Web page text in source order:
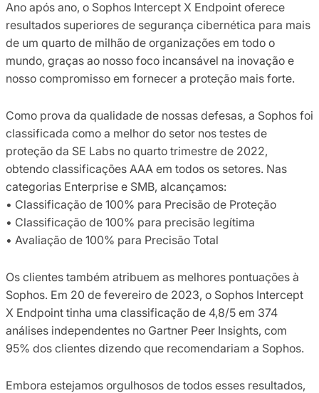
Ano após ano, o Sophos Intercept X Endpoint oferece
resultados superiores de segurança cibernética para mais
de um quarto de milhão de organizações em todo o
mundo, graças ao nosso foco incansável na inovação e
nosso compromisso em fornecer a proteção mais forte.
Como prova da qualidade de nossas defesas, a Sophos foi
classificada como a melhor do setor nos testes de
proteção da SE Labs no quarto trimestre de 2022,
obtendo classificações AAA em todos os setores. Nas
categorias Enterprise e SMB, alcançamos:
• Classificação de 100% para Precisão de Proteção
• Classificação de 100% para precisão legítima
• Avaliação de 100% para Precisão Total
Os clientes também atribuem as melhores pontuações à
Sophos. Em 20 de fevereiro de 2023, o Sophos Intercept
X Endpoint tinha uma classificação de 4,8/5 em 374
análises independentes no Gartner Peer Insights, com
95% dos clientes dizendo que recomendariam a Sophos.
Embora estejamos orgulhosos de todos esses resultados,